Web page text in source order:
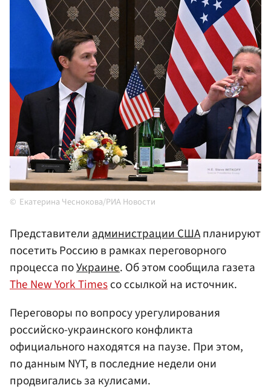
Екатерина Чеснокова/РИА Новости
ПредставителиадминистрацииСШАпланируют
посетить Россию в рамках переговорного
процесса поУкраине. Об этом сообщила газета
The New York Timesсо ссылкой на источник.
Переговоры по вопросу урегулирования
российско-украинского конфликта
официального находятся на паузе. При этом,
по данным NYT, в последние недели они
продвигались за кулисами.